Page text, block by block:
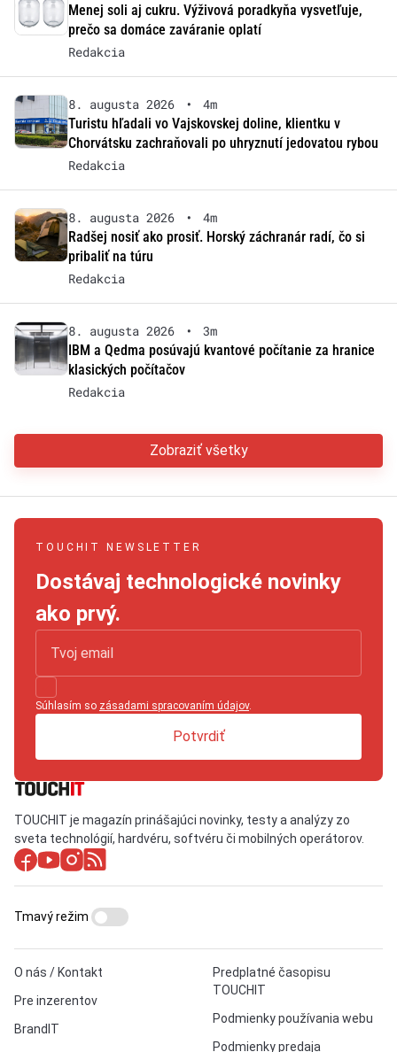
Menej soli aj cukru. Výživová poradkyňa vysvetľuje,
prečo sa domáce zaváranie oplatí
Redakcia
8. augusta 2026 •
4m
Turistu hľadali vo Vajskovskej doline, klientku v
Chorvátsku zachraňovali po uhryznutí jedovatou rybou
Redakcia
8. augusta 2026 •
4m
Radšej nosiť ako prosiť. Horský záchranár radí, čo si
pribaliť na túru
Redakcia
8. augusta 2026 •
3m
IBM a Qedma posúvajú kvantové počítanie za hranice
klasických počítačov
Redakcia
Zobraziť všetky
TOUCHIT NEWSLETTER
Dostávaj technologické novinky
ako prvý.
Súhlasím so zásadami spracovaním údajov.
Potvrdiť
TOUCHIT je magazín prinášajúci novinky, testy a analýzy zo
sveta technológií, hardvéru, softvéru či mobilných operátorov.
O nás / Kontakt
Pre inzerentov
BrandIT
Predplatné časopisu
TOUCHIT
Podmienky používania webu
Podmienky predaja
Tmavý režim